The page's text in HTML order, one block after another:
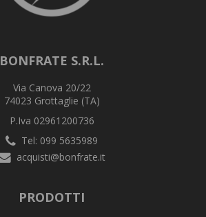
BONFRATE S.R.L.
Via Canova 20/22
74023 Grottaglie (TA)
P.Iva 02961200736
Tel: 099 5635989
acquisti@bonfrate.it
PRODOTTI